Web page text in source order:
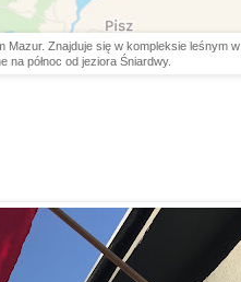
Znajduje się w kompleksie leśnym w
na północ od jeziora Śniardwy.